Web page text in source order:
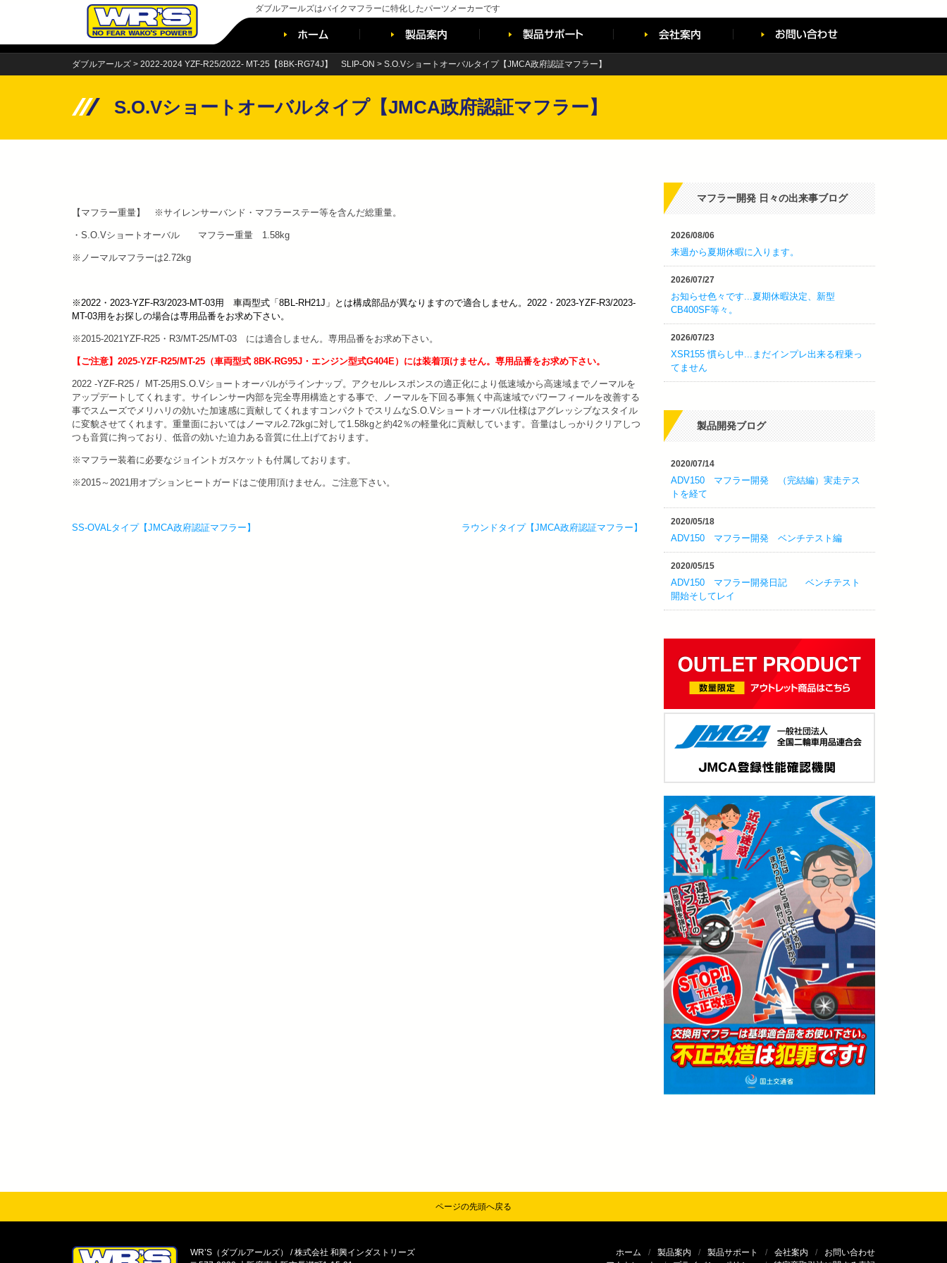
ダブルアールズはバイクマフラーに特化したパーツメーカーです
ダブルアールズ > 2022-2024 YZF-R25/2022- MT-25【8BK-RG74J】 SLIP-ON > S.O.Vショートオーバルタイプ【JMCA政府認証マフラー】
S.O.Vショートオーバルタイプ【JMCA政府認証マフラー】
【マフラー重量】 ※サイレンサーバンド・マフラーステー等を含んだ総重量。
・S.O.Vショートオーバル マフラー重量 1.58kg
※ノーマルマフラーは2.72kg
※2022・2023-YZF-R3/2023-MT-03用 車両型式「8BL-RH21J」とは構成部品が異なりますので適合しません。2022・2023-YZF-R3/2023-
MT-03用をお探しの場合は専用品番をお求め下さい。
※2015-2021YZF-R25・R3/MT-25/MT-03 には適合しません。専用品番をお求め下さい。
【ご注意】2025-YZF-R25/MT-25（車両型式 8BK-RG95J・エンジン型式G404E）には装着頂けません。専用品番をお求め下さい。
2022 -YZF-R25 / MT-25用S.O.Vショートオーバルがラインナップ。アクセルレスポンスの適正化により低速域から高速域までノーマルを
アップデートしてくれます。サイレンサー内部を完全専用構造とする事で、ノーマルを下回る事無く中高速域でパワーフィールを改善する
事でスムーズでメリハリの効いた加速感に貢献してくれますコンパクトでスリムなS.O.Vショートオーバル仕様はアグレッシブなスタイル
に変貌させてくれます。重量面においてはノーマル2.72kgに対して1.58kgと約42％の軽量化に貢献しています。音量はしっかりクリアしつ
つも音質に拘っており、低音の効いた迫力ある音質に仕上げております。
※マフラー装着に必要なジョイントガスケットも付属しております。
※2015～2021用オプションヒートガードはご使用頂けません。ご注意下さい。
SS-OVALタイプ【JMCA政府認証マフラー】 ラウンドタイプ【JMCA政府認証マフラー】
マフラー開発 日々の出来事ブログ
2026/08/06
来週から夏期休暇に入ります。
2026/07/27
お知らせ色々です...夏期休暇決定、新型
CB400SF等々。
2026/07/23
XSR155 慣らし中...まだインプレ出来る程乗っ
てません
製品開発ブログ
2020/07/14
ADV150 マフラー開発 （完結編）実走テス
トを経て
2020/05/18
ADV150 マフラー開発 ベンチテスト編
2020/05/15
ADV150 マフラー開発日記 ベンチテスト
開始そしてレイ
ページの先頭へ戻る
WR’S（ダブルアールズ） / 株式会社 和興インダストリーズ
ホーム 製品案内 製品サポート 会社案内
お問い合わせ